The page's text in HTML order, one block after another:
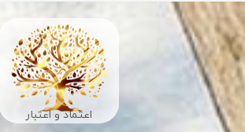
اعتماد و اعتبار